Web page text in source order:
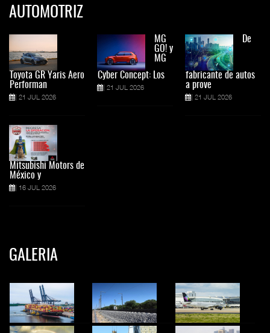
AUTOMOTRIZ
Toyota GR Yaris Aero
Performan
21 JUL 2026
Mitsubishi Motors de
México y
16 JUL 2026
MG
GO! y
MG
Cyber Concept: Los
21 JUL 2026
De
fabricante de autos
a prove
21 JUL 2026
GALERIA